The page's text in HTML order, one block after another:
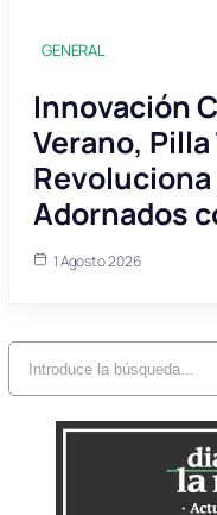
GENERAL
Innovación
Verano,
Adornados
1 Agosto 2026